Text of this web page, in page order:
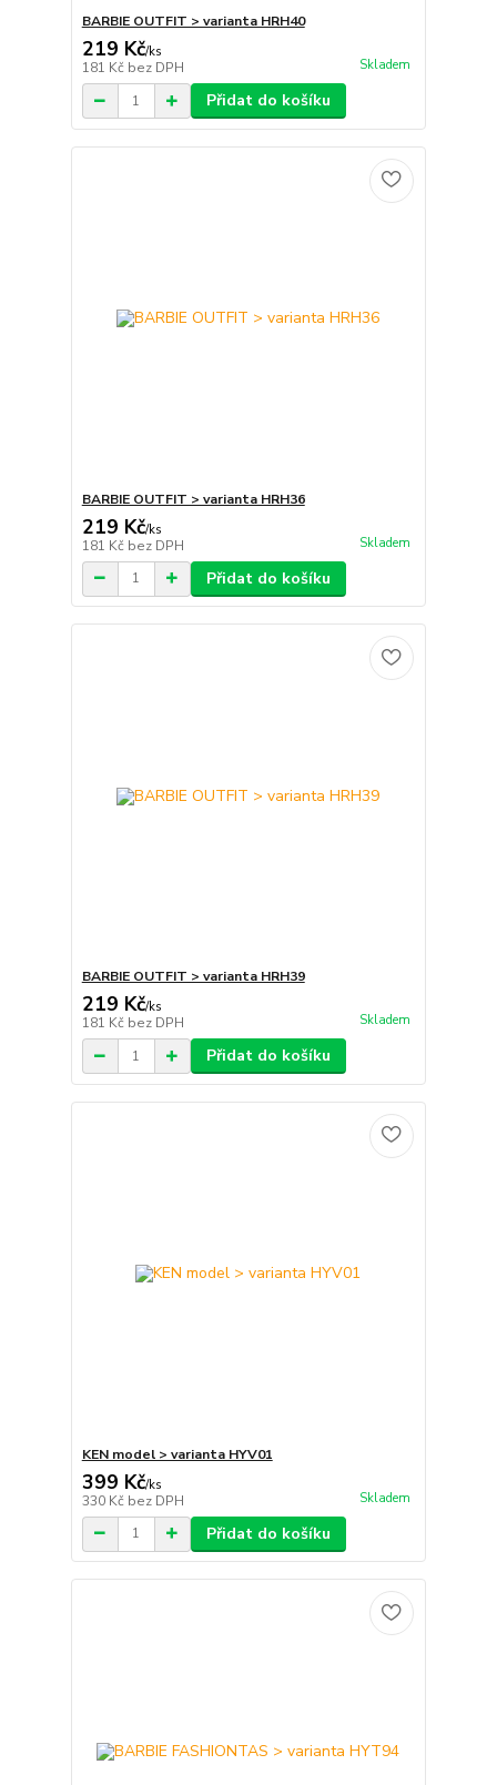
BARBIE OUTFIT > varianta HRH40
219 Kč/ks
181 Kč bez DPH Skladem
Přidat do košíku
BARBIE OUTFIT > varianta HRH36
219 Kč/ks
181 Kč bez DPH Skladem
Přidat do košíku
BARBIE OUTFIT > varianta HRH39
219 Kč/ks
181 Kč bez DPH Skladem
Přidat do košíku
KEN model > varianta HYV01
399 Kč/ks
330 Kč bez DPH Skladem
Přidat do košíku